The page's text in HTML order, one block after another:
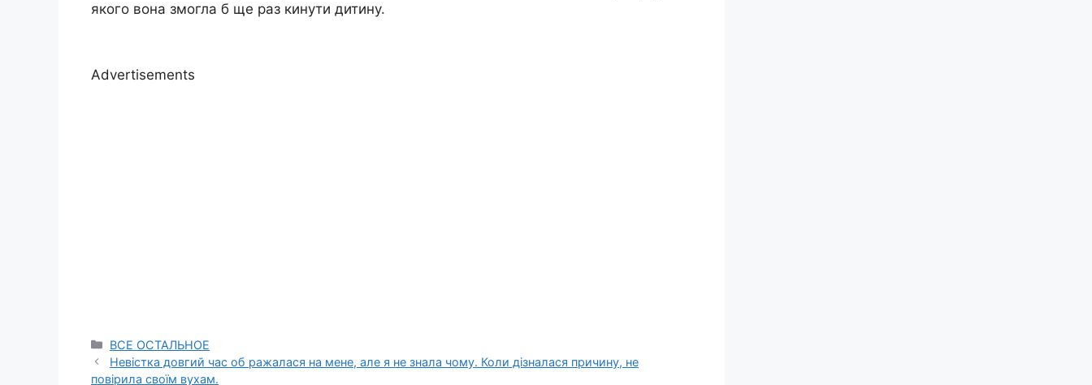
якого вона змогла б ще раз кинути дитину.
Advertisements
Categories
ВСЕ ОСТАЛЬНОЕ
Невістка довгий час об ражалася на мене, але я не знала чому. Коли дізналася причину, не
повірила своїм вухам.